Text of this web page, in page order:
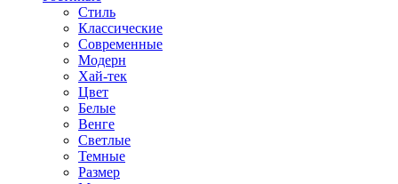
Стиль
Классические
Современные
Модерн
Хай-тек
Цвет
Белые
Венге
Светлые
Темные
Размер